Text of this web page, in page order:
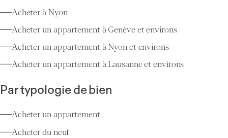
Acheter à Nyon
Acheter un appartement à Genève et environs
Acheter un appartement à Nyon et environs
Acheter un appartement à Lausanne et environs
Par typologie de bien
Acheter un appartement
Acheter du neuf